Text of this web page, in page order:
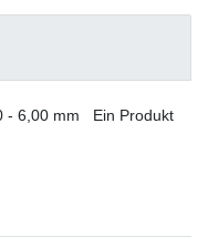
- 6,00 mm Ein Produkt